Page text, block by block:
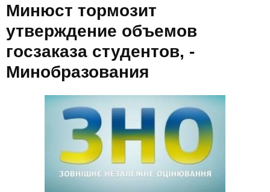
Минюст тормозит
утверждение объемов
госзаказа студентов, -
Минобразования